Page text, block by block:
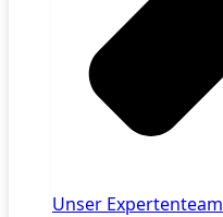
Unser Expertenteam